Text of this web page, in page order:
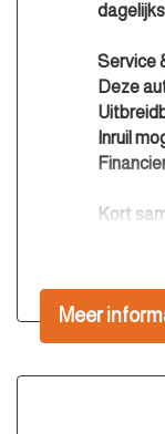
Service
Deze
Inruil
Kort
Meer